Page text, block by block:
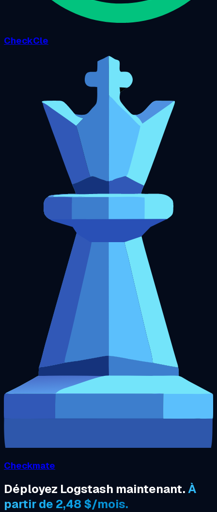
CheckCle
Checkmate
Déployez Logstash maintenant.À
partir de 2,48 $/mois.